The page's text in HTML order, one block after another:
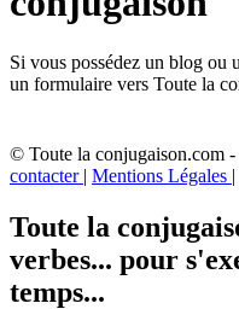
Si vous possédez un blog ou
un formulaire vers Toute la
© Toute la conjugaison.com -
contacter | Mentions Légales |
Toute la
verbes... pour
temps...